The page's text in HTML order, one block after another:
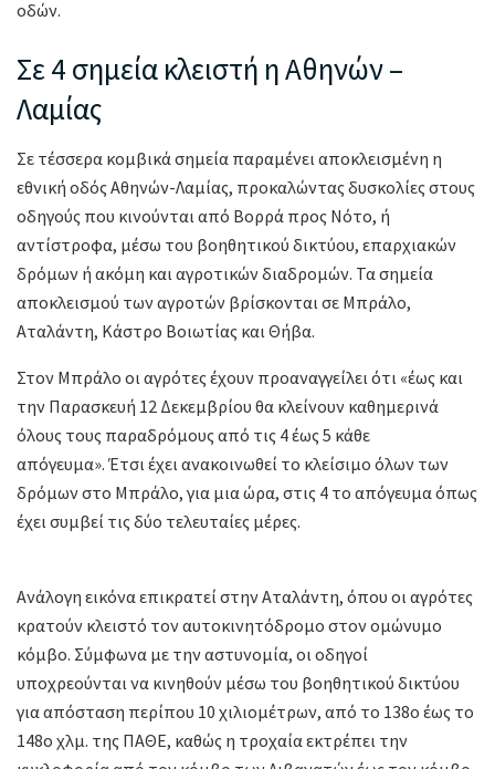
οδών.
Σε 4 σημεία κλειστή η Αθηνών –
Λαμίας
Σε τέσσερα κομβικά σημεία παραμένει αποκλεισμένη η
εθνική οδός Αθηνών-Λαμίας, προκαλώντας δυσκολίες στους
οδηγούς που κινούνται από Βορρά προς Νότο, ή
αντίστροφα, μέσω του βοηθητικού δικτύου, επαρχιακών
δρόμων ή ακόμη και αγροτικών διαδρομών. Τα σημεία
αποκλεισμού των αγροτών βρίσκονται σε Μπράλο,
Αταλάντη, Κάστρο Βοιωτίας και Θήβα.
Στον Μπράλο οι αγρότες έχουν προαναγγείλει ότι «έως και
την Παρασκευή 12 Δεκεμβρίου θα κλείνουν καθημερινά
όλους τους παραδρόμους από τις 4 έως 5 κάθε
απόγευμα». Έτσι έχει ανακοινωθεί το κλείσιμο όλων των
δρόμων στο Μπράλο, για μια ώρα, στις 4 το απόγευμα όπως
έχει συμβεί τις δύο τελευταίες μέρες.
Ανάλογη εικόνα επικρατεί στην Αταλάντη, όπου οι αγρότες
κρατούν κλειστό τον αυτοκινητόδρομο στον ομώνυμο
κόμβο. Σύμφωνα με την αστυνομία, οι οδηγοί
υποχρεούνται να κινηθούν μέσω του βοηθητικού δικτύου
για απόσταση περίπου 10 χιλιομέτρων, από το 138ο έως το
148ο χλμ. της ΠΑΘΕ, καθώς η τροχαία εκτρέπει την